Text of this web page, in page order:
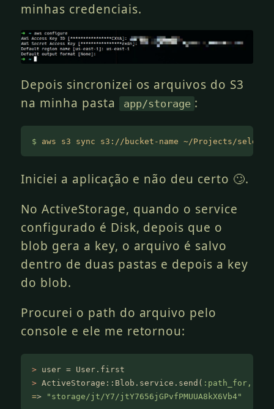
minhas credenciais.
Depois sincronizei os arquivos do S3
na minha pasta
app/storage :
$ aws s3 sync s3://bucket-name ~/Projects/
Iniciei a aplicação e não deu certo 🙄.
No ActiveStorage, quando o service
configurado é Disk, depois que o
blob gera a key, o arquivo é salvo
dentro de duas pastas e depois a key
do blob.
Procurei o path do arquivo pelo
console e ele me retornou:
> user = User.first
> ActiveStorage::Blob.service.send( :path_for,
=> "storage/jt/Y7/jtY7656jGPvfPMUUA8kX6Vb4"